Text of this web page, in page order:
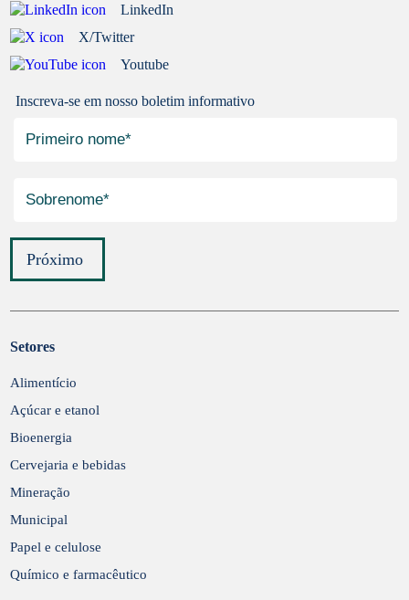
Inscreva-se em nosso boletim informativo
Próximo
Enviar
LinkedIn
X/Twitter
Youtube
Setores
Alimentício
Açúcar e etanol
Bioenergia
Cervejaria e bebidas
Mineração
Municipal
Papel e celulose
Químico e farmacêutico